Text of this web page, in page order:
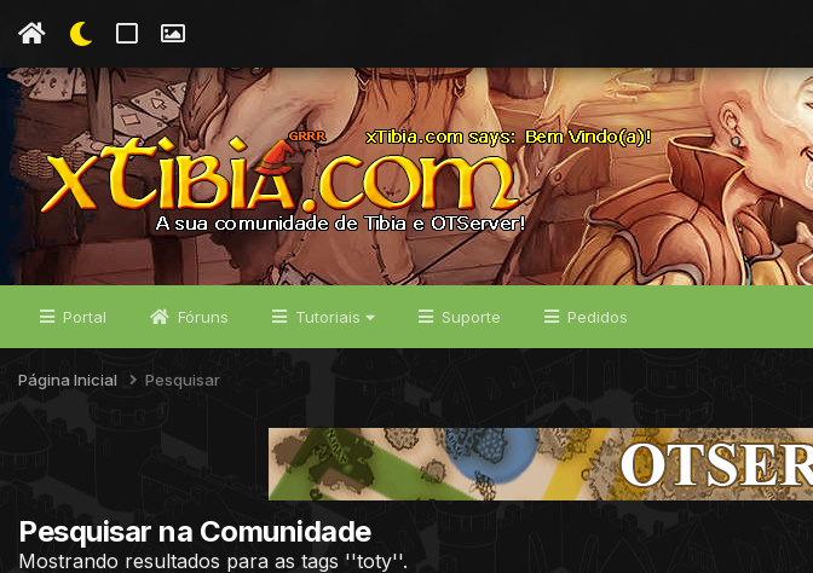
Portal Fóruns Tutoriais Suporte Pedidos
Página Inicial Pesquisar
Pesquisar na Comunidade
Mostrando resultados para as tags ''toty''.